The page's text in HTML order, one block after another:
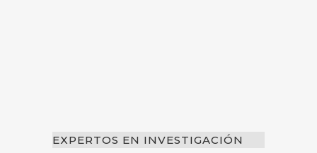
EXPERTOS EN INVESTIGACIÓN